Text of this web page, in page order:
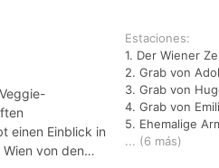
einen Einblick in
von den
Estaciones:
1. Der Wiener
2. Grab von
3. Grab von
4. Grab von
5. Ehemalige
... (6 más)